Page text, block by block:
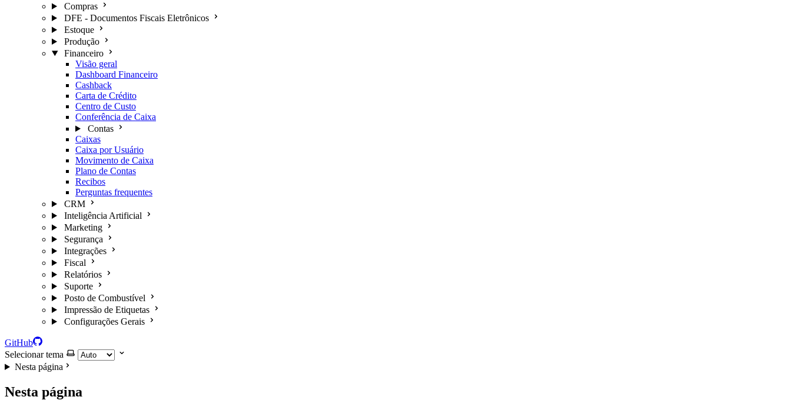
Compras
DFE - Documentos Fiscais Eletrônicos
Estoque
Produção
Financeiro
Visão geral
Dashboard Financeiro
Cashback
Carta de Crédito
Centro de Custo
Conferência de Caixa
Contas
Caixas
Caixa por Usuário
Movimento de Caixa
Plano de Contas
Recibos
Perguntas frequentes
CRM
Inteligência Artificial
Marketing
Segurança
Integrações
Fiscal
Relatórios
Suporte
Posto de Combustível
Impressão de Etiquetas
Configurações Gerais
GitHub
Selecionar tema
Nesta página
Nesta página